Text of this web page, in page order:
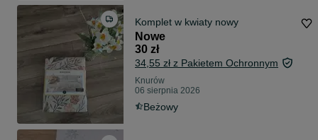
Komplet w kwiaty nowy
Nowe
30 zł
34,55 zł z Pakietem Ochronnym
Knurów
06 sierpnia 2026
Beżowy